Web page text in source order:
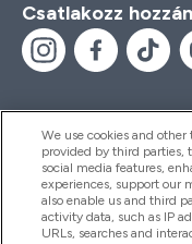
Csatlakozz
Segítség És
Termékek
We use cookies and
provided by third parties,
social media features,
experiences, support our
also enable us and third
activity data, such as IP
URLs, searches and